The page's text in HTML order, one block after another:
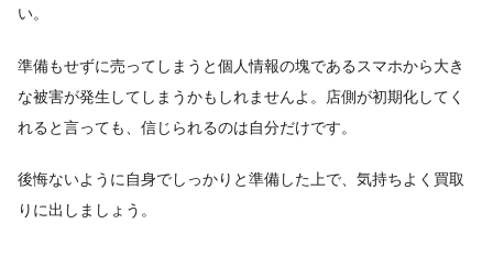
い。
準備もせずに売ってしまうと個人情報の塊であるスマホから大き
な被害が発生してしまうかもしれませんよ。店側が初期化してく
れると言っても、信じられるのは自分だけです。
後悔ないように自身でしっかりと準備した上で、気持ちよく買取
りに出しましょう。